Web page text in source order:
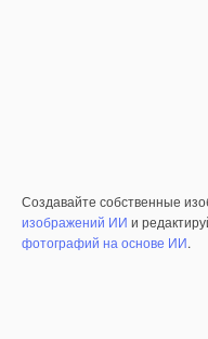
Создавайте собственные
изображений ИИ и
фотографий на основе ИИ.